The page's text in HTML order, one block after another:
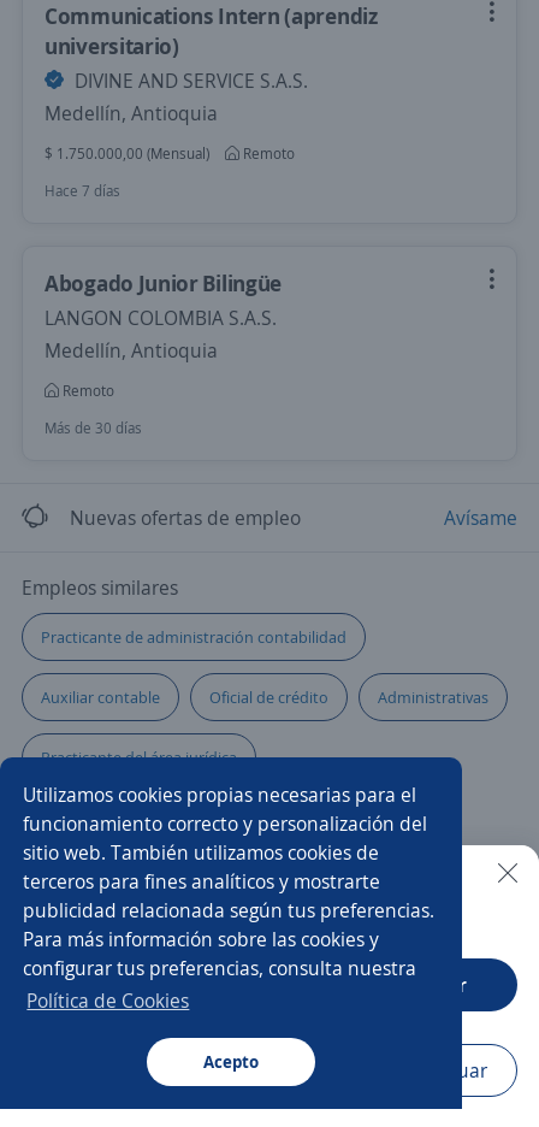
Utilizamos cookies propias necesarias para el
funcionamiento correcto y personalización del
sitio web. También utilizamos cookies de
terceros para fines analíticos y mostrarte
publicidad relacionada según tus preferencias.
Para más información sobre las cookies y
configurar tus preferencias, consulta nuestra
Política de Cookies
Acepto
Buscar Aplicaciones Avisos Favoritos
Communications Intern (aprendiz
universitario)
DIVINE AND SERVICE S.A.S.
Medellín, Antioquia
$ 1.750.000,00 (Mensual)
Remoto
Hace 7 días
Abogado Junior Bilingüe
LANGON COLOMBIA S.A.S.
Medellín, Antioquia
Remoto
Más de 30 días
Nuevas ofertas de empleo Avísame
Empleos similares
Practicante de administración contabilidad
Auxiliar contable Oficial de crédito Administrativas
Practicante del área jurídica
Practicante recursos humanos Administrativo/a
Pasante de calidad Practicante de seguridad
Coordinador/a de gestión humana Administración
Aprendiz Pasante de ingeniero agrónomo
Asesor/a de servicio Asistente/a administrativo
Buscar es más fácil en la app
CT App Abrir
Navegador Continuar